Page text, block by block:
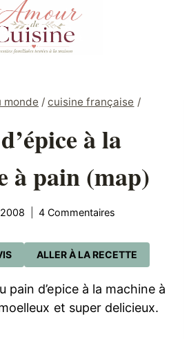
monde / cuisine française /
à la
à pain (map)
4 Commentaires
ALLER À LA RECETTE
pain d’epice à la machine à
et super delicieux.